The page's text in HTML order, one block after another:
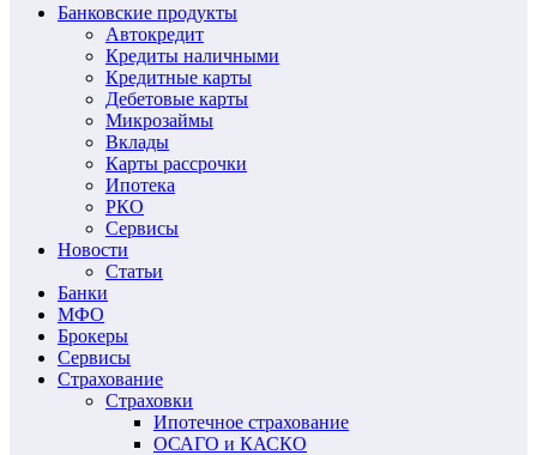
Банковские продукты
Автокредит
Кредиты наличными
Кредитные карты
Дебетовые карты
Микрозаймы
Вклады
Карты рассрочки
Ипотека
РКО
Сервисы
Новости
Статьи
Банки
МФО
Брокеры
Сервисы
Страхование
Страховки
Ипотечное страхование
ОСАГО и КАСКО